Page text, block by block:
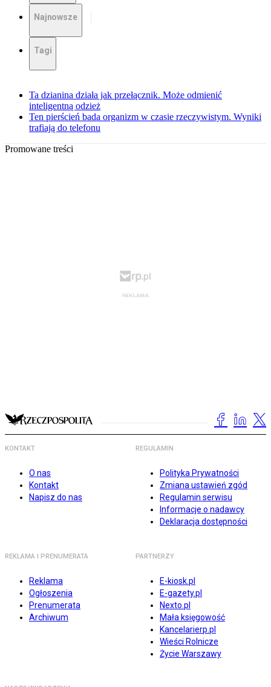
Najnowsze
Tagi
Ta dzianina działa jak przełącznik. Może odmienić
inteligentną odzież
Ten pierścień bada organizm w czasie rzeczywistym. Wyniki
trafiają do telefonu
Promowane treści
KONTAKT
O nas
Kontakt
Napisz do nas
REGULAMIN
Polityka Prywatności
Zmiana ustawień zgód
Regulamin serwisu
Informacje o nadawcy
Deklaracja dostępności
REKLAMA I PRENUMERATA
Reklama
Ogłoszenia
Prenumerata
Archiwum
PARTNERZY
E-kiosk.pl
E-gazety.pl
Nexto.pl
Mała księgowość
Kancelarierp.pl
Wieści Rolnicze
Życie Warszawy